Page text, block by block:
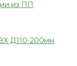
из ПП
Д110-200мм